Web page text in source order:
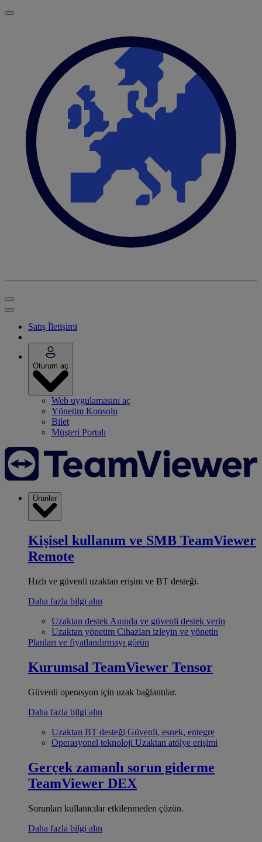
Satış İletişimi
Oturum aç
Web uygulamasını aç
Yönetim Konsolu
Bilet
Müşteri Portalı
Ürünler
Kişisel kullanım ve SMB TeamViewer
Remote
Hızlı ve güvenli uzaktan erişim ve BT desteği.
Daha fazla bilgi alın
Uzaktan destek Anında ve güvenli destek verin
Uzaktan yönetim Cihazları izleyin ve yönetin
Planları ve fiyatlandırmayı görün
Kurumsal TeamViewer Tensor
Güvenli operasyon için uzak bağlantılar.
Daha fazla bilgi alın
Uzaktan BT desteği Güvenli, esnek, entegre
Operasyonel teknoloji Uzaktan atölye erişimi
Gerçek zamanlı sorun giderme
TeamViewer DEX
Sorunları kullanıcılar etkilenmeden çözün.
Daha fazla bilgi alın